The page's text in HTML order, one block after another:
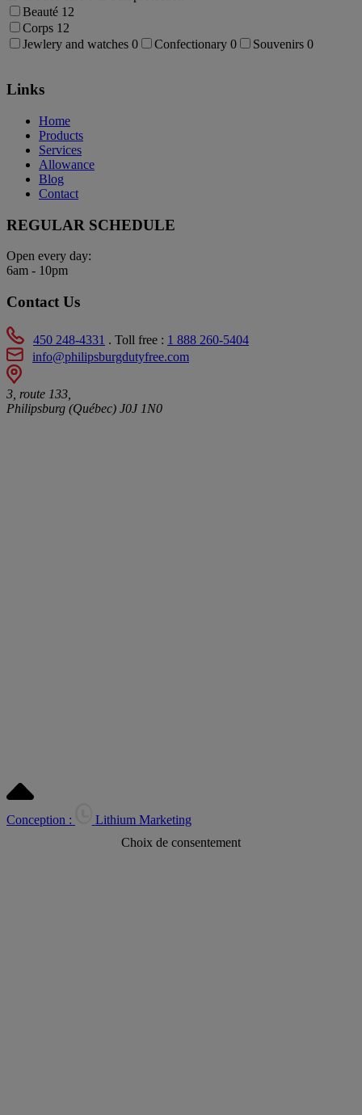
Beauté 12
Corps 12
Jewlery and watches 0 Confectionary 0 Souvenirs 0
Links
Home
Products
Services
Allowance
Blog
Contact
REGULAR SCHEDULE
Open every day:
6am - 10pm
Contact Us
450 248-4331 . Toll free : 1 888 260-5404
info@philipsburgdutyfree.com
3, route 133,
Philipsburg (Québec) J0J 1N0
Conception :
Lithium Marketing
Choix de consentement